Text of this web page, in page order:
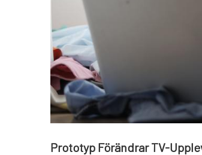
Prototyp Förändrar TV-